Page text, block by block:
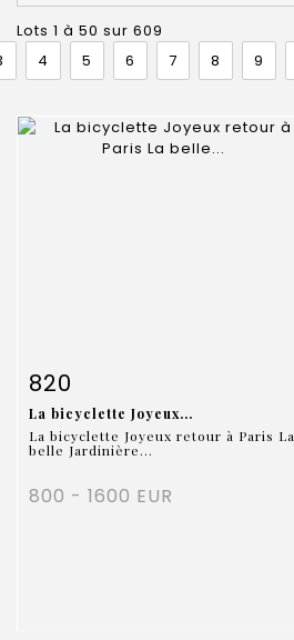
Lots 1 à 50 sur 609
4 5 6 7 8 9
Fiche détaillée
820
La bicyclette Joyeux...
La bicyclette Joyeux retour à Paris La
belle Jardinière...
800 - 1600 EUR